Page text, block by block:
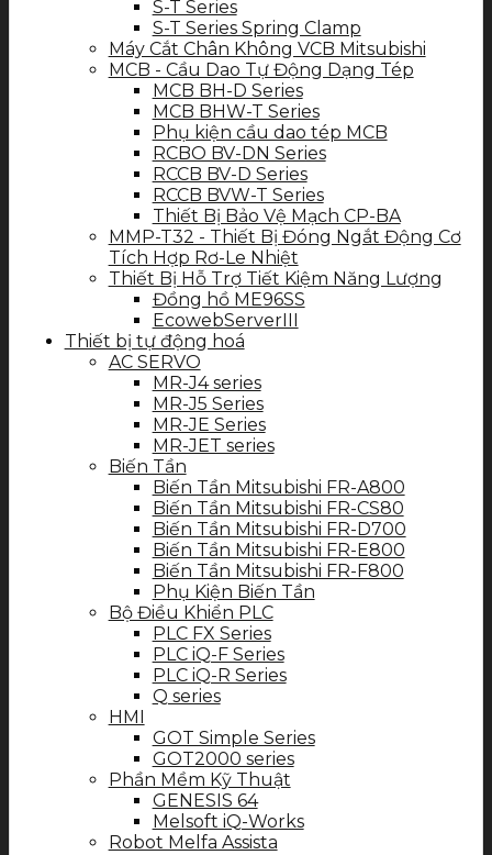
S-T Series
S-T Series Spring Clamp
Máy Cắt Chân Không VCB Mitsubishi
MCB - Cầu Dao Tự Động Dạng Tép
MCB BH-D Series
MCB BHW-T Series
Phụ kiện cầu dao tép MCB
RCBO BV-DN Series
RCCB BV-D Series
RCCB BVW-T Series
Thiết Bị Bảo Vệ Mạch CP-BA
MMP-T32 - Thiết Bị Đóng Ngắt Động Cơ
Tích Hợp Rơ-Le Nhiệt
Thiết Bị Hỗ Trợ Tiết Kiệm Năng Lượng
Đồng hồ ME96SS
EcowebServerIII
Thiết bị tự động hoá
AC SERVO
MR-J4 series
MR-J5 Series
MR-JE Series
MR-JET series
Biến Tần
Biến Tần Mitsubishi FR-A800
Biến Tần Mitsubishi FR-CS80
Biến Tần Mitsubishi FR-D700
Biến Tần Mitsubishi FR-E800
Biến Tần Mitsubishi FR-F800
Phụ Kiện Biến Tần
Bộ Điều Khiển PLC
PLC FX Series
PLC iQ-F Series
PLC iQ-R Series
Q series
HMI
GOT Simple Series
GOT2000 series
Phần Mềm Kỹ Thuật
GENESIS 64
Melsoft iQ-Works
Robot Melfa Assista